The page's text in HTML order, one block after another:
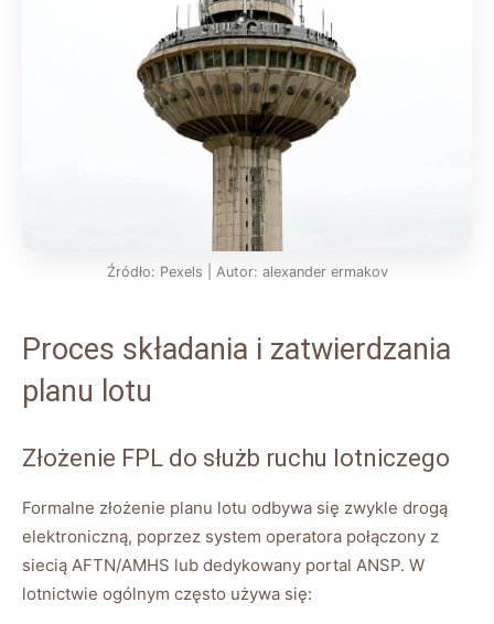
Źródło: Pexels | Autor: alexander ermakov
Proces składania i zatwierdzania
planu lotu
Złożenie FPL do służb ruchu lotniczego
Formalne złożenie planu lotu odbywa się zwykle drogą
elektroniczną, poprzez system operatora połączony z
siecią AFTN/AMHS lub dedykowany portal ANSP. W
lotnictwie ogólnym często używa się: